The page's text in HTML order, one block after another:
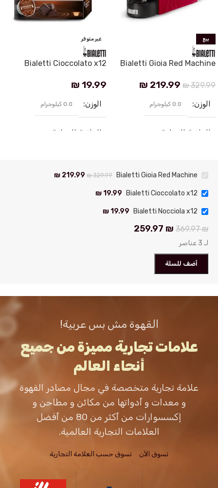
بيع
Bialetti Gioia Red Machine
₪329.99
₪ 219.99
الوزن 0.0 كيلوجرام
العلامة التجارية
نظام الماكنة نظام كبسولات
Bialetti Lorenzo
غير متوفر
Bialetti Cioccolato x12
₪ 19.99
الوزن 0.0 كيلوجرام
العلامة التجارية
نظام الكبسولات
Bialetti Gioia Red Machine
₪329.99
₪ 219.99
Bialetti Cioccolato x12
₪19.99
Bialetti Nocciola x12
₪19.99
₪
369.97
₪
لـ 3 عناصر
أضف للسلة
القهوة مش بس عربية!
علامات تجارية مميزة من جميع
أنحاء العالم
علامة تجارية متخصصة في مجال مصادر القهوة
و معدات و أدواتها من مكائن و مطاحن و
إكسسوارات من أكثر من 80 من أفضل
العلامات التجارية العالمية.
تسوق الاَن تسوق حسب العلامة التجارية